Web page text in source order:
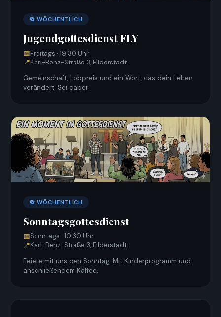
🔄 WÖCHENTLICH
Jugendgottesdienst FLY
📅Freitags · 19:30 Uhr
📍Karl-Benz-Straße 3, Filderstadt
Gemeinschaft, Lobpreis und ein Wort, das dein Leben
verändert. Sei dabei!
🔄 WÖCHENTLICH
Sonntagsgottesdienst
📅Sonntags · 10:30 Uhr
📍Karl-Benz-Straße 3, Filderstadt
Feiere mit uns den Sonntag! Mit Kinderprogramm und
anschließendem Kaffee.